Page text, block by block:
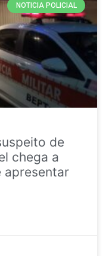
NOTICIA POLICIAL
de
chega a
apresentar